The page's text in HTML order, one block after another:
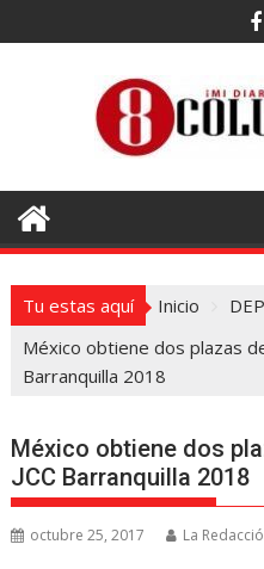
al
Tu estas aquí Inicio
México obtiene dos plazas
Barranquilla 2018
México obtiene dos
JCC Barranquilla 2018
octubre 25, 2017 La